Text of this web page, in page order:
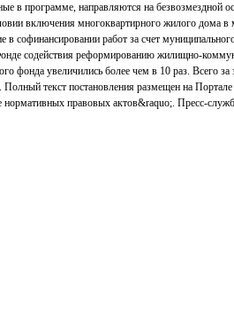
в программе, направляются на безвозмездной
включения многоквартирного жилого дома
софинансировании работ за счет
содействия реформированию жилищно-
фонда увеличились более чем в 10 раз. Всего за
текст постановления размещен на
правовых актов&raquo;. Пресс-